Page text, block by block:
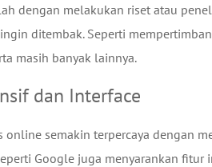
dengan melakukan riset atau
ditembak. Seperti
masih banyak lainnya.
dan Interface
semakin terpercaya dengan
Google juga menyarankan